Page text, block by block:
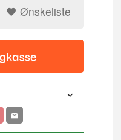
Ønskeliste